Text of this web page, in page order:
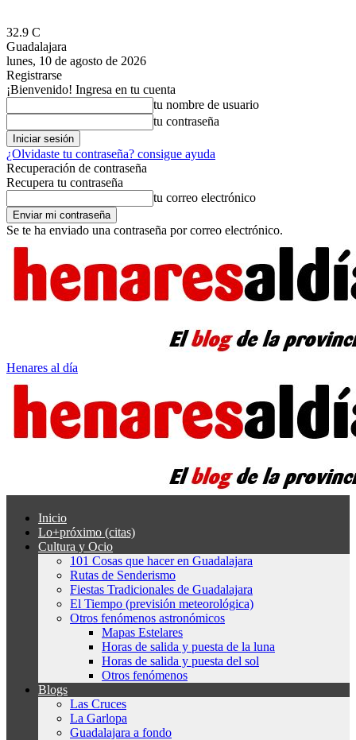
32.9 C
Guadalajara
lunes, 10 de agosto de 2026
Registrarse
¡Bienvenido! Ingresa en tu cuenta
tu nombre de usuario
tu contraseña
¿Olvidaste tu contraseña? consigue ayuda
Recuperación de contraseña
Recupera tu contraseña
tu correo electrónico
Se te ha enviado una contraseña por correo electrónico.
Henares al día
Inicio
Lo+próximo (citas)
Cultura y Ocio
101 Cosas que hacer en Guadalajara
Rutas de Senderismo
Fiestas Tradicionales de Guadalajara
El Tiempo (previsión meteorológica)
Otros fenómenos astronómicos
Mapas Estelares
Horas de salida y puesta de la luna
Horas de salida y puesta del sol
Otros fenómenos
Blogs
Las Cruces
La Garlopa
Guadalajara a fondo